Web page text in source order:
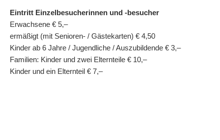
Eintritt Einzelbesucherinnen und -besucher
Erwachsene € 5,–
ermäßigt (mit Senioren- / Gästekarten) € 4,50
Kinder ab 6 Jahre / Jugendliche / Auszubildende € 3,–
Familien: Kinder und zwei Elternteile € 10,–
Kinder und ein Elternteil € 7,–